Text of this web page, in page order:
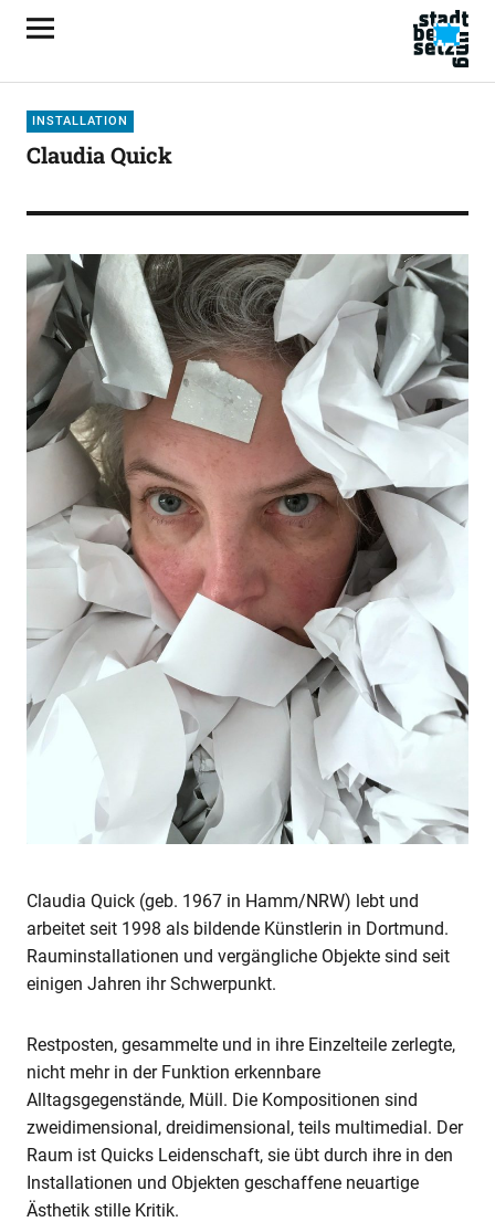
INSTALLATION
Claudia Quick
Claudia Quick (geb. 1967 in Hamm/NRW) lebt und
arbeitet seit 1998 als bildende Künstlerin in Dortmund.
Rauminstallationen und vergängliche Objekte sind seit
einigen Jahren ihr Schwerpunkt.
Restposten, gesammelte und in ihre Einzelteile zerlegte,
nicht mehr in der Funktion erkennbare
Alltagsgegenstände, Müll. Die Kompositionen sind
zweidimensional, dreidimensional, teils multimedial. Der
Raum ist Quicks Leidenschaft, sie übt durch ihre in den
Installationen und Objekten geschaffene neuartige
Ästhetik stille Kritik.